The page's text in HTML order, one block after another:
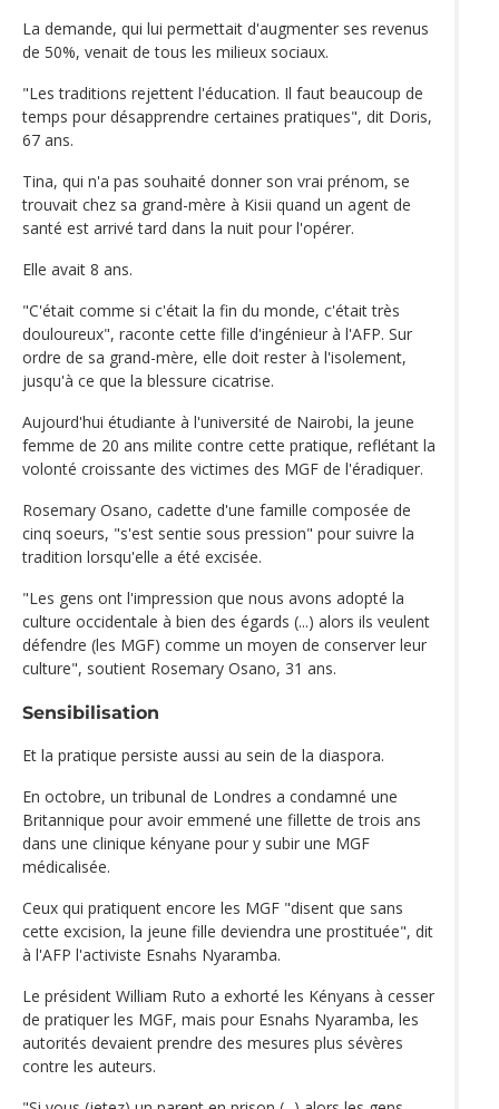
La demande, qui lui permettait d'augmenter ses revenus
de 50%, venait de tous les milieux sociaux.
"Les traditions rejettent l'éducation. Il faut beaucoup de
temps pour désapprendre certaines pratiques", dit Doris,
67 ans.
Tina, qui n'a pas souhaité donner son vrai prénom, se
trouvait chez sa grand-mère à Kisii quand un agent de
santé est arrivé tard dans la nuit pour l'opérer.
Elle avait 8 ans.
"C'était comme si c'était la fin du monde, c'était très
douloureux", raconte cette fille d'ingénieur à l'AFP. Sur
ordre de sa grand-mère, elle doit rester à l'isolement,
jusqu'à ce que la blessure cicatrise.
Aujourd'hui étudiante à l'université de Nairobi, la jeune
femme de 20 ans milite contre cette pratique, reflétant la
volonté croissante des victimes des MGF de l'éradiquer.
Rosemary Osano, cadette d'une famille composée de
cinq soeurs, "s'est sentie sous pression" pour suivre la
tradition lorsqu'elle a été excisée.
"Les gens ont l'impression que nous avons adopté la
culture occidentale à bien des égards (...) alors ils veulent
défendre (les MGF) comme un moyen de conserver leur
culture", soutient Rosemary Osano, 31 ans.
Sensibilisation
Et la pratique persiste aussi au sein de la diaspora.
En octobre, un tribunal de Londres a condamné une
Britannique pour avoir emmené une fillette de trois ans
dans une clinique kényane pour y subir une MGF
médicalisée.
Ceux qui pratiquent encore les MGF "disent que sans
cette excision, la jeune fille deviendra une prostituée", dit
à l'AFP l'activiste Esnahs Nyaramba.
Le président William Ruto a exhorté les Kényans à cesser
de pratiquer les MGF, mais pour Esnahs Nyaramba, les
autorités devaient prendre des mesures plus sévères
contre les auteurs.